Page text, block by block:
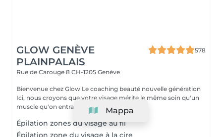
GLOW GENÈVE
PLAINPALAIS
578
Rue de Carouge 8 CH-1205 Genève
Bienvenue chez Glow Le coaching beauté nouvelle génération
Ici, nous croyons que votre visage mérite le même soin qu'un
muscle qu'on entraîne. Notr...
Épilation zones du visage au fil
Épilation zone du visage à la cire
Mappa